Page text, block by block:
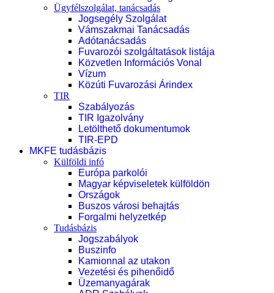
Ügyfélszolgálat, tanácsadás
Jogsegély Szolgálat
Vámszakmai Tanácsadás
Adótanácsadás
Fuvarozói szolgáltatások listája
Közvetlen Információs Vonal
Vízum
Közúti Fuvarozási Árindex
TIR
Szabályozás
TIR Igazolvány
Letölthető dokumentumok
TIR-EPD
MKFE tudásbázis
Külföldi infó
Európa parkolói
Magyar képviseletek külföldön
Országok
Buszos városi behajtás
Forgalmi helyzetkép
Tudásbázis
Jogszabályok
Buszinfo
Kamionnal az utakon
Vezetési és pihenőidő
Üzemanyagárak